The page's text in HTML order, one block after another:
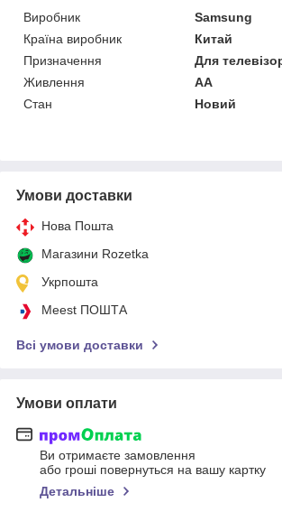
Виробник
Samsung
Країна виробник
Китай
Призначення
Для
Живлення
AA
Стан
Новий
Умови доставки
Нова Пошта
Магазини Rozetka
Укрпошта
Meest ПОШТА
Всі умови доставки
Умови оплати
Ви отримаєте замовлення
або гроші повернуться на вашу картку
Детальніше